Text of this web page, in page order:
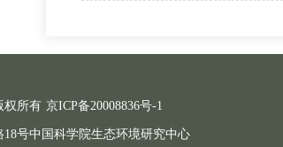
权所有 京ICP备20008836号-1
号中国科学院生态环境研究中心